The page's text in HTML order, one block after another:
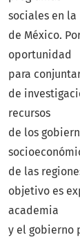
sociales en
de México.
oportunidad
para
de
recursos
de los
de las
objetivo es
academia
y el gobierno